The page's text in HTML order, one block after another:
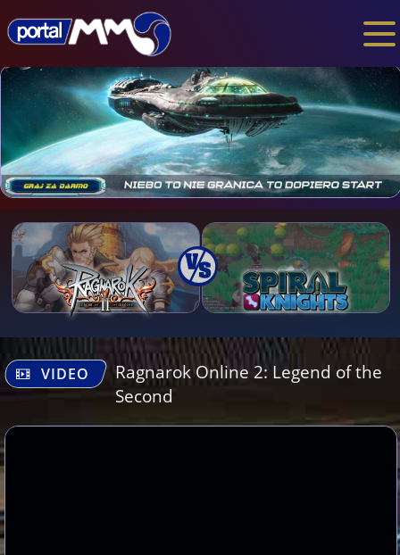
VIDEO
Ragnarok Online 2: Legend of the
Second